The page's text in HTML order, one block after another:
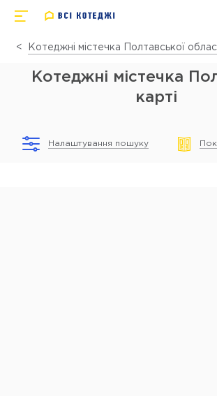
Котеджні містечка Полтавської
Котеджні містечка
карті
Налаштування пошуку